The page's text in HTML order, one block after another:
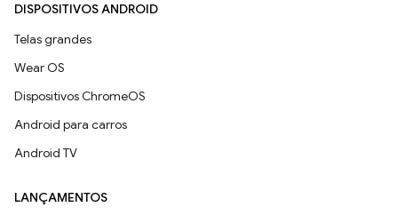
DISPOSITIVOS ANDROID
Telas grandes
Wear OS
Dispositivos ChromeOS
Android para carros
Android TV
LANÇAMENTOS